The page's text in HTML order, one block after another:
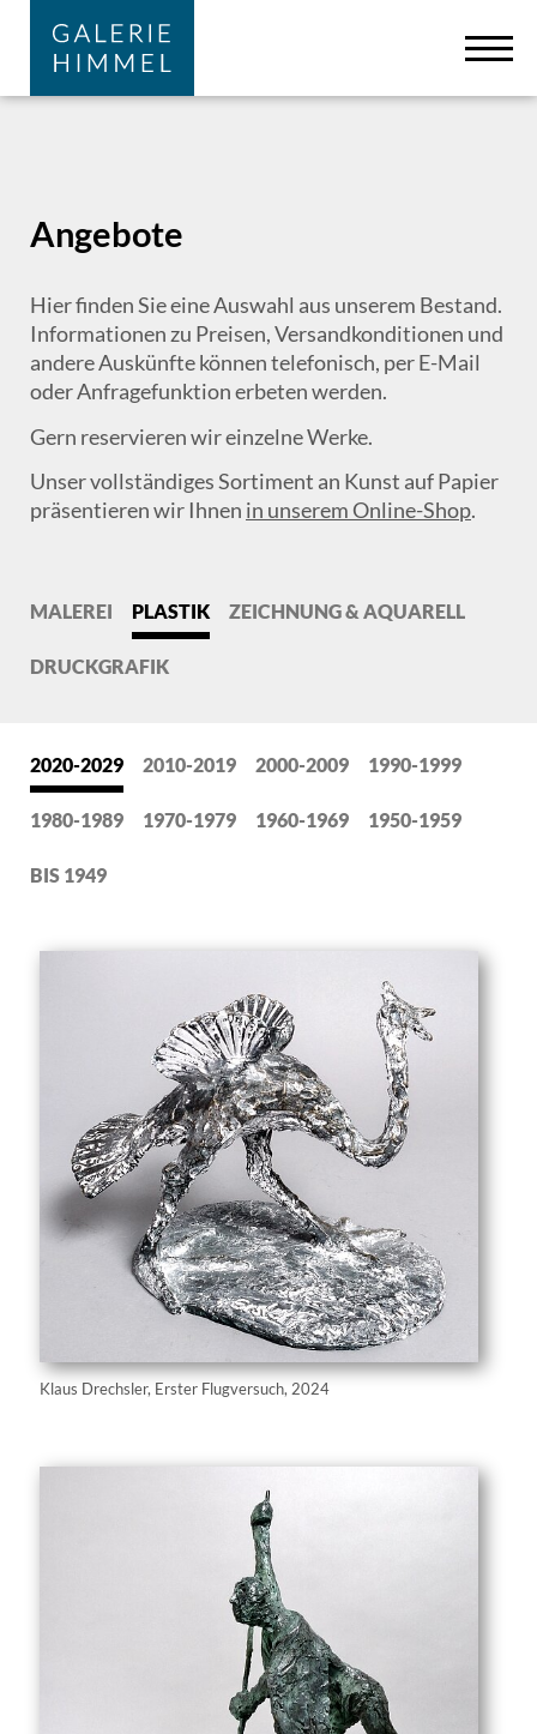
Angebote
Hier finden Sie eine Auswahl aus unserem Bestand.
Informationen zu Preisen, Versandkonditionen und
andere Auskünfte können telefonisch, per E-Mail
oder Anfragefunktion erbeten werden.
Gern reservieren wir einzelne Werke.
Unser vollständiges Sortiment an Kunst auf Papier
präsentieren wir Ihnen in unserem Online-Shop.
MALEREI PLASTIK ZEICHNUNG & AQUARELL
DRUCKGRAFIK
2020-2029 2010-2019 2000-2009 1990-1999
1980-1989 1970-1979 1960-1969 1950-1959
BIS 1949
Klaus Drechsler, Erster Flugversuch, 2024